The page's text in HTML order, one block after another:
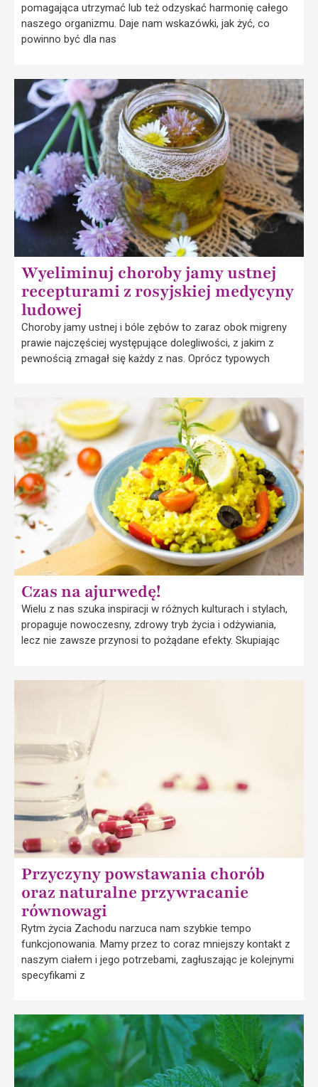
pomagająca utrzymać lub też odzyskać harmonię całego
naszego organizmu. Daje nam wskazówki, jak żyć, co
powinno być dla nas
Wyeliminuj choroby jamy ustnej
recepturami z rosyjskiej medycyny
ludowej
Choroby jamy ustnej i bóle zębów to zaraz obok migreny
prawie najczęściej występujące dolegliwości, z jakim z
pewnością zmagał się każdy z nas. Oprócz typowych
Czas na ajurwedę!
Wielu z nas szuka inspiracji w różnych kulturach i stylach,
propaguje nowoczesny, zdrowy tryb życia i odżywiania,
lecz nie zawsze przynosi to pożądane efekty. Skupiając
Przyczyny powstawania chorób
oraz naturalne przywracanie
równowagi
Rytm życia Zachodu narzuca nam szybkie tempo
funkcjonowania. Mamy przez to coraz mniejszy kontakt z
naszym ciałem i jego potrzebami, zagłuszając je kolejnymi
specyfikami z